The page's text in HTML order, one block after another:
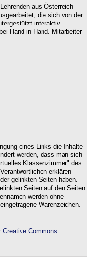
aus Österreich
die sich von der
interaktiv
Hand in Hand. Mitarbeiter
eines Links die Inhalte
werden, dass man sich
Klassenzimmer" des
erklären
gelinkten Seiten haben.
Seiten auf den Seiten
werden ohne
Warenzeichen.
Creative Commons